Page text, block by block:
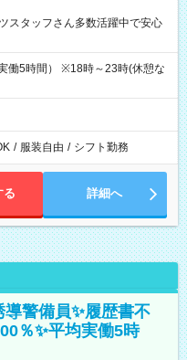
スタッフさん多数活躍中で安心
働5時間） ※18時～23時(休憩な
/ 服装自由 / シフト勤務
る 詳細へ
警備員✨履歴書不
％✨平均実働5時